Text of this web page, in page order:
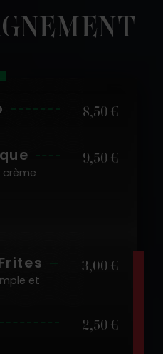
8,50 €
crème
9,50 €
et
3,00 €
2,50 €